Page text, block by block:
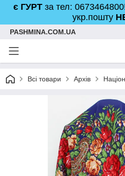
є ГУРТ за тел:
укр.пошту
PASHMINA.COM.UA
Всі товари Архів